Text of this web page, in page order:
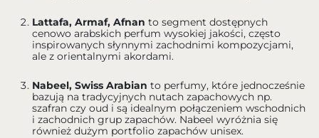
Lattafa, Armaf, Afnan to segment dostępnych
cenowo arabskich perfum wysokiej jakości, często
inspirowanych słynnymi zachodnimi kompozycjami,
ale z orientalnymi akordami.
Nabeel, Swiss Arabian to perfumy, które jednocześnie
bazują na tradycyjnych nutach zapachowych np.
szafran czy oud i są idealnym połączeniem wschodnich
i zachodnich grup zapachów. Nabeel wyróżnia się
również dużym portfolio zapachów unisex.